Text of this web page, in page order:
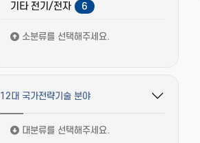
기타 전기/전자
6
소분류를 선택해주세요.
12대 국가전략기술 분야
필터 옵션 펼치기/접기
대분류를 선택해주세요.